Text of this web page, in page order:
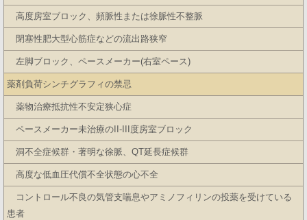
高度房室ブロック、頻脈性または徐脈性不整脈
閉塞性肥大型心筋症などの流出路狭窄
左脚ブロック、ペースメーカー(右室ペース)
薬剤負荷シンチグラフィの禁忌
薬物治療抵抗性不安定狭心症
ペースメーカー未治療のII-III度房室ブロック
洞不全症候群・著明な徐脈、QT延長症候群
高度な低血圧代償不全状態の心不全
コントロール不良の気管支喘息やアミノフィリンの投薬を受けている
患者